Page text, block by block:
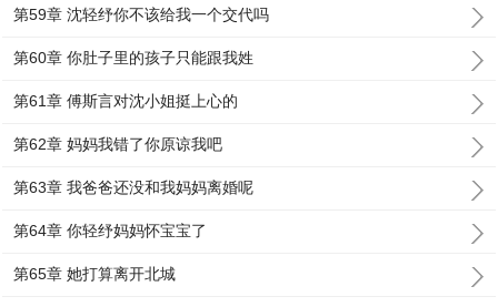
第59章 沈轻纾你不该给我一个交代吗
第60章 你肚子里的孩子只能跟我姓
第61章 傅斯言对沈小姐挺上心的
第62章 妈妈我错了你原谅我吧
第63章 我爸爸还没和我妈妈离婚呢
第64章 你轻纾妈妈怀宝宝了
第65章 她打算离开北城